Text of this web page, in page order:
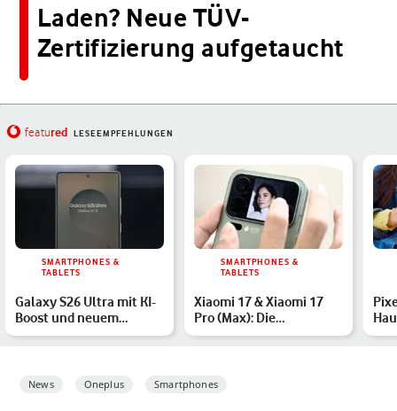
Laden? Neue TÜV-
Zertifizierung aufgetaucht
featured LESEEMPFEHLUNGEN
SMARTPHONES &
TABLETS
Galaxy S26 Ultra mit KI-
Boost und neuem
Design? Alle Gerüchte
SMARTPHONES &
TABLETS
Xiaomi 17 & Xiaomi 17
Pro (Max): Die
spannendsten
News Oneplus Smartphones